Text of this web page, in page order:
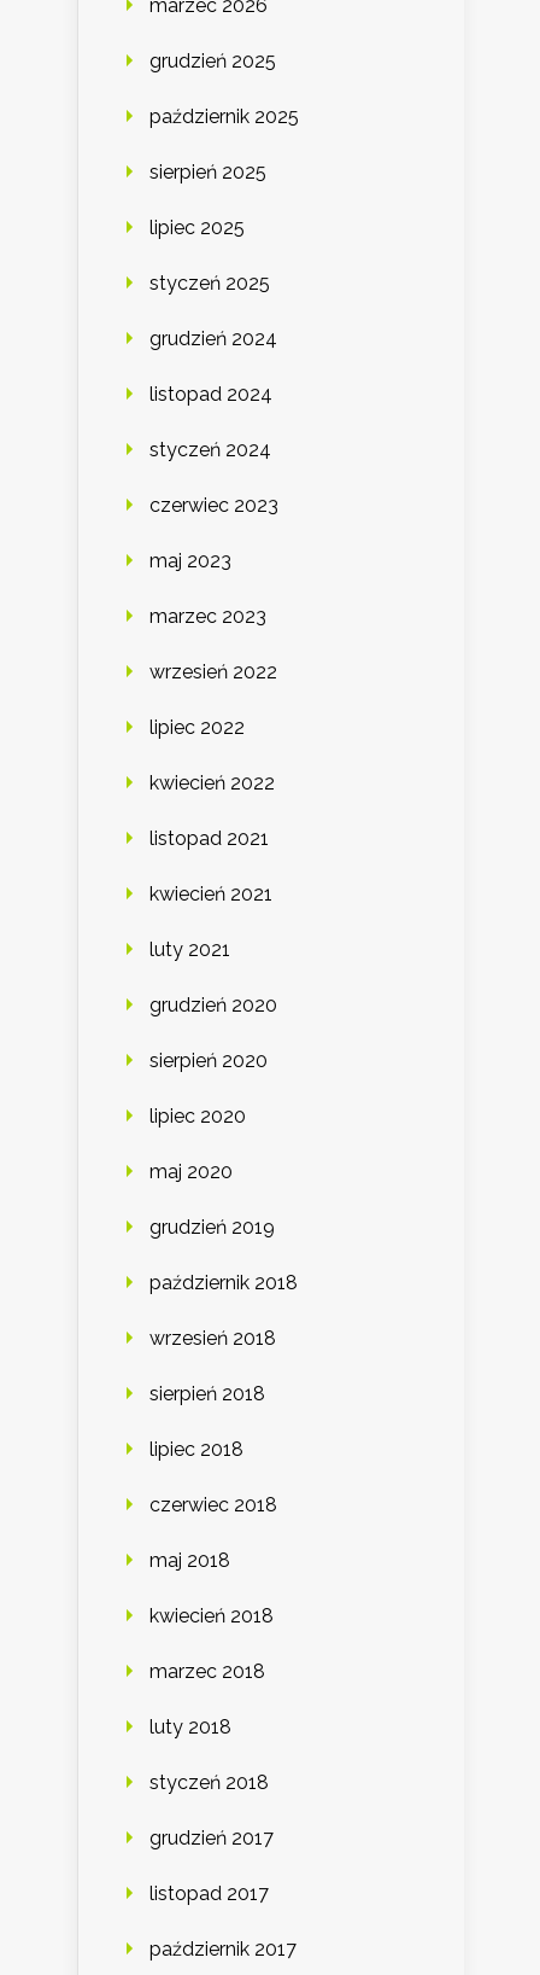
marzec 2026
grudzień 2025
październik 2025
sierpień 2025
lipiec 2025
styczeń 2025
grudzień 2024
listopad 2024
styczeń 2024
czerwiec 2023
maj 2023
marzec 2023
wrzesień 2022
lipiec 2022
kwiecień 2022
listopad 2021
kwiecień 2021
luty 2021
grudzień 2020
sierpień 2020
lipiec 2020
maj 2020
grudzień 2019
październik 2018
wrzesień 2018
sierpień 2018
lipiec 2018
czerwiec 2018
maj 2018
kwiecień 2018
marzec 2018
luty 2018
styczeń 2018
grudzień 2017
listopad 2017
październik 2017